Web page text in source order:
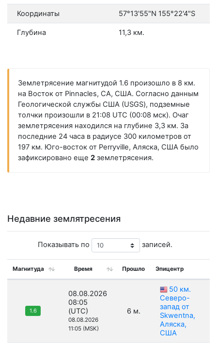
Координаты 57°13'55"N 155°22'4"S
Глубина 11,3 км.
Землетрясение магнитудой 1.6 произошло в 8 км.
на Восток от Pinnacles, CA, США. Согласно данным
Геологической службы США (USGS), подземные
толчки произошли в 21:08 UTC (00:08 мск). Очаг
землетрясения находился на глубине 3,3 км. За
последние 24 часа в радиусе 300 километров от
197 км. Юго-восток от Perryville, Аляска, США было
зафиксировано еще 2землетрясения.
Недавние землятресения
Показывать по записей.
Магнитуда Время Прошло Эпицентр
1.6
08.08.2026
08:05
(UTC)
08.08.2026
11:05 (MSK)
6 м.
50 км.
Северо-
запад от
Skwentna,
Аляска,
США